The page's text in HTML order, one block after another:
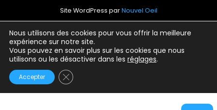
Nous utilisons des cookies pour vous offrir la meilleure
expérience sur notre site.
Vous pouvez en savoir plus sur les cookies que nous
utilisons ou les désactiver dans les réglages.
Accepter Fermer la bannière des cookies GDPR
Site WordPress parNouvel Oeil
Mentions légales
Conditions générales d’utilisation
Politique de confidentialité